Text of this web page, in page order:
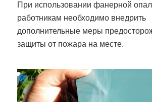
При использовании фанерной
работникам необходимо внедрить
дополнительные меры
защиты от пожара на месте.